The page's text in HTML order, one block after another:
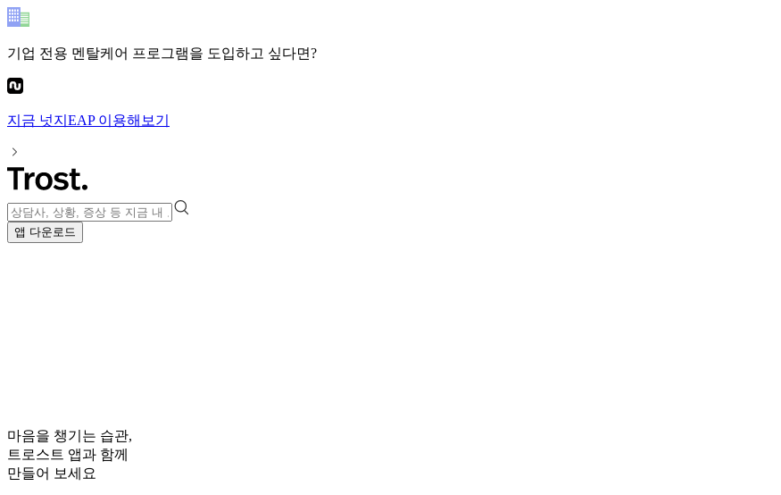
기업 전용 멘탈케어 프로그램을 도입하고 싶다면?
지금 넛지EAP이용해보기
앱 다운로드
마음을 챙기는 습관,
트로스트 앱과 함께
만들어 보세요